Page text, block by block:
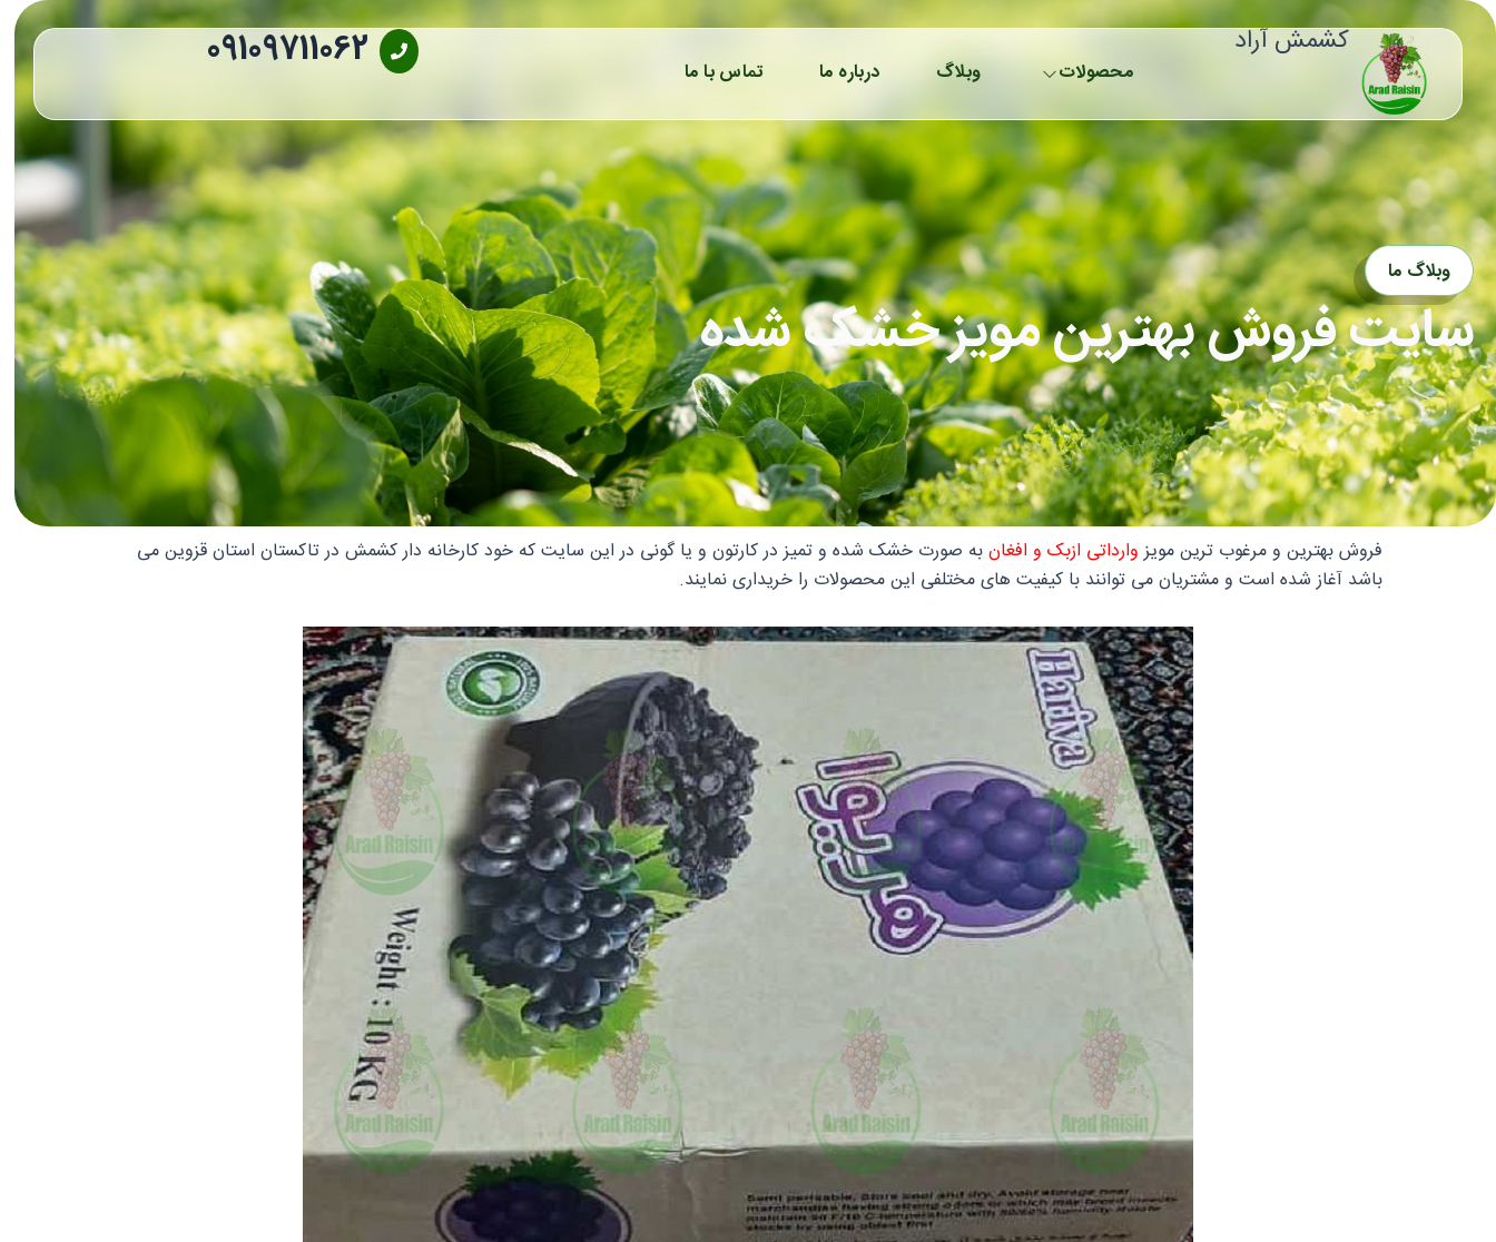
پرش
به
کشمش آراد
محصولات وبلاگ درباره ما تماس با ما 09109711062
وبلاگ ما
سایت فروش بهترین مویز خشک شده
فروش بهترین و مرغوب ترینمویز وارداتی ازبک و افغانبه صورت خشک شده و تمیز در کارتون و یا گونی در این سایت که خود کارخانه دار کشمش در تاکستان استان قزوین می
باشد آغاز شده است و مشتریان می توانند با کیفیت های مختلفی این محصولات را خریداری نمایند.